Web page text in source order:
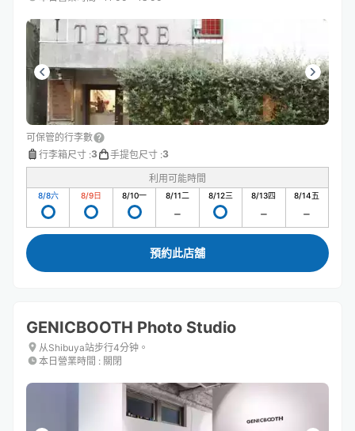
可保管的行李數
行李箱尺寸 :3 手提包尺寸 :3
利用可能時間
8/8六 8/9日 8/10一 8/11二 8/12三 8/13四 8/14五
預約此店舖
GENICBOOTH Photo Studio
从Shibuya站步行4分钟。
本日營業時間 : 關閉